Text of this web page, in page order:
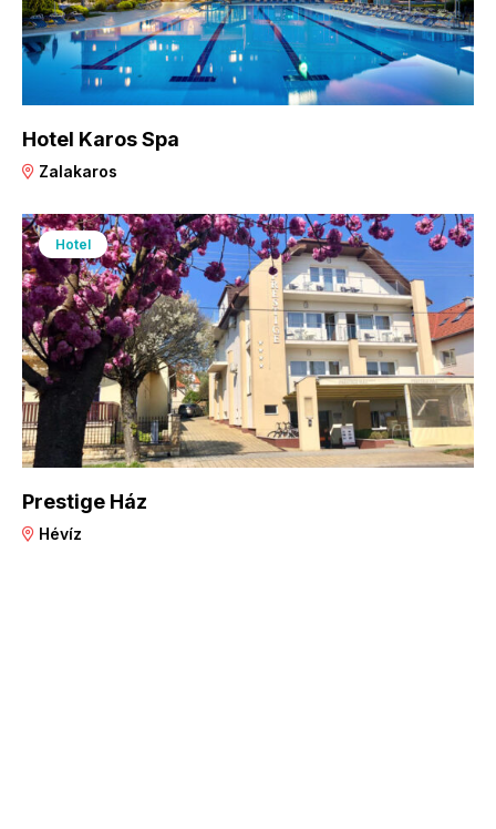
Hotel Karos Spa
Zalakaros
Hotel
Prestige Ház
Hévíz